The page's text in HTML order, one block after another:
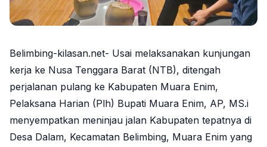
Belimbing-kilasan.net- Usai melaksanakan kunjungan
kerja ke Nusa Tenggara Barat (NTB), ditengah
perjalanan pulang ke Kabupaten Muara Enim,
Pelaksana Harian (Plh) Bupati Muara Enim, AP, MS.i
menyempatkan meninjau jalan Kabupaten tepatnya di
Desa Dalam, Kecamatan Belimbing, Muara Enim yang